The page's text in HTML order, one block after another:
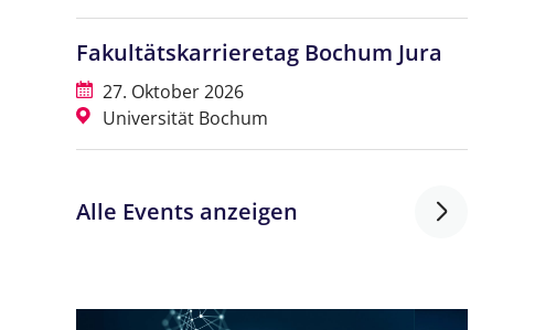
Fakultätskarrieretag Bochum Jura
27. Oktober 2026
Universität Bochum
Alle Events anzeigen